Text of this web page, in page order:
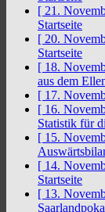
[ 21.
Startseite
[ 20.
Startseite
[ 18.
aus dem
[ 17.
[ 16.
Statistik für
[ 15.
[ 14.
Startseite
[ 13.